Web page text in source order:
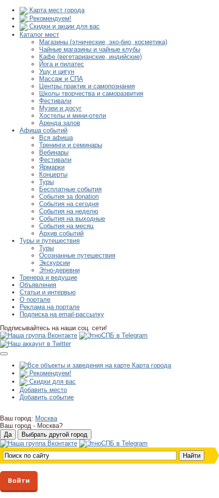
Карта мест города
Рекомендуем!
Скидки и акции для вас
Каталог мест
Магазины (этнические, эко-био, косметика)
Чайные магазины и чайные клубы
Кафе (вегетарианские, индийские)
Йога и пилатес
Ушу и цигун
Массаж и СПА
Центры практик и самопознания
Школы творчества и саморазвития
Фестивали
Музеи и досуг
Хостелы и мини-отели
Аренда залов
Афиша событий
Вся афиша
Тренинги и семинары
Вебинары
Фестивали
Ярмарки
Концерты
Туры
Бесплатные события
События за donation
События на сегодня
События на неделю
События на выходные
События на месяц
Архив событий
Туры и путешествия
Туры
Осознанные путешествия
Экскурсии
Этно-деревни
Тренера и ведущие
Объявления
Статьи и интервью
О портале
Реклама на портале
Подписка на email-рассылку
Подписывайтесь на наши соц. сети!
Карта города
Рекомендуем!
Скидки для вас
Добавить место
Добавить событие
Ваш город: Москва
Ваш город - Москва?
Войти